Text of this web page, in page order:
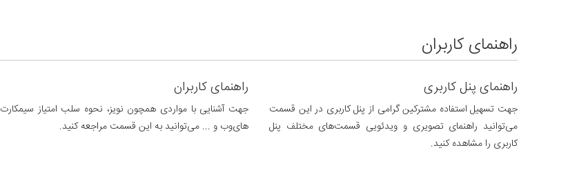
راهنمای کاربران
راهنمای پنل کاربری
جهت تسهیل استفاده مشترکین گرامی از پنل کاربری در این قسمت
می‌توانید راهنمای تصویری و ویدئویی قسمت‌های مختلف پنل
کاربری را مشاهده کنید.
راهنمای کاربران
جهت آشنایی با مواردی همچون نویز، نحوه سلب امتیاز سیمکارت
های‌وب و ... می‌توانید به این قسمت مراجعه کنید.